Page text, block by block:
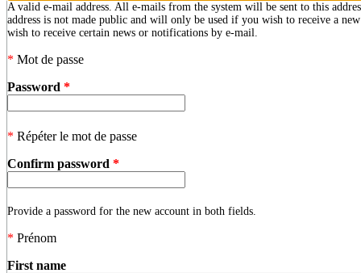
A valid e-mail address. All e-mails from the system will be sent to this
address is not made public and will only be used if you wish to receive a
wish to receive certain news or notifications by e-mail.
* Mot de passe
Password *
* Répéter le mot de passe
Confirm password *
Provide a password for the new account in both fields.
* Prénom
First name